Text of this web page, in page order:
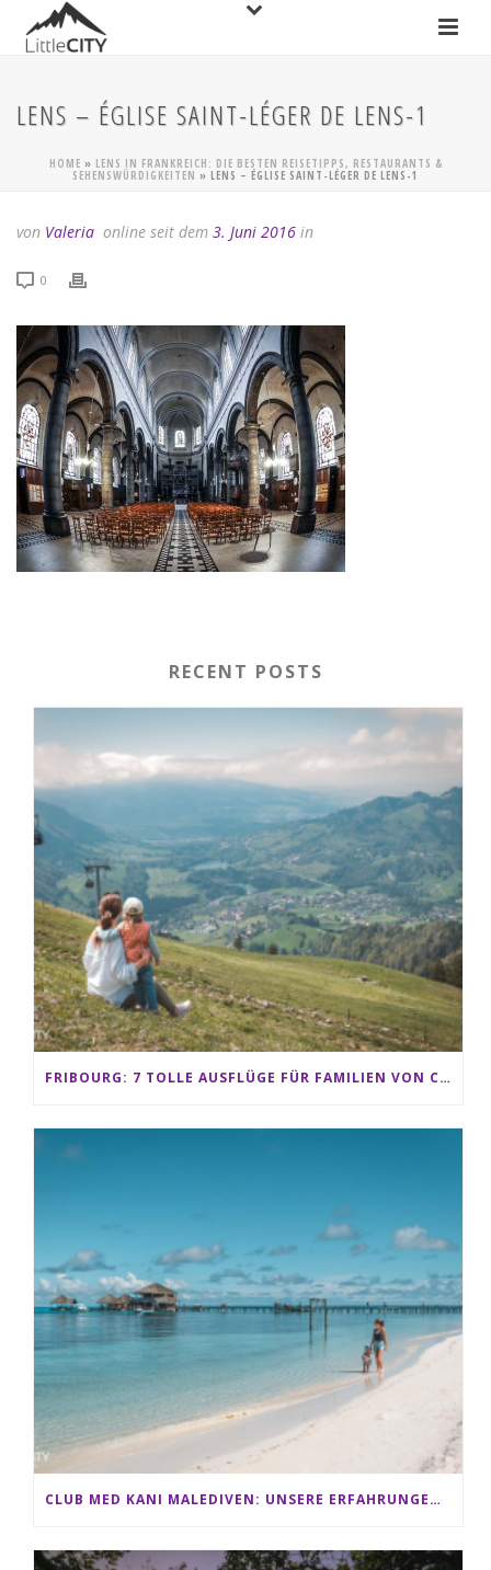
LENS – ÉGLISE SAINT-LÉGER DE LENS-1
HOME » LENS IN FRANKREICH: DIE BESTEN REISETIPPS, RESTAURANTS &
SEHENSWÜRDIGKEITEN » LENS – ÉGLISE SAINT-LÉGER DE LENS-1
von Valeria online seit dem 3. Juni 2016 in
0
RECENT POSTS
FRIBOURG: 7 TOLLE AUSFLÜGE FÜR FAMILIEN VON CHARMEY BIS LES PACCOTS
CLUB MED KANI MALEDIVEN: UNSERE ERFAHRUNGEN IM ALL-INCLUSIVE PARADIES